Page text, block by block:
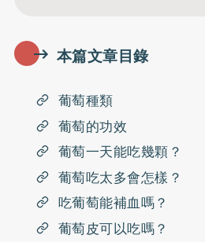
本篇文章目錄
葡萄種類
葡萄的功效
葡萄一天能吃幾顆？
葡萄吃太多會怎樣？
吃葡萄能補血嗎？
葡萄皮可以吃嗎？